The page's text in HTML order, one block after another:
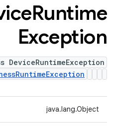
Runtime
Exception
DeviceRuntimeException
java.lang.Object